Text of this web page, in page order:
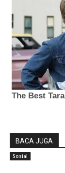
BACA JUGA
Sosial